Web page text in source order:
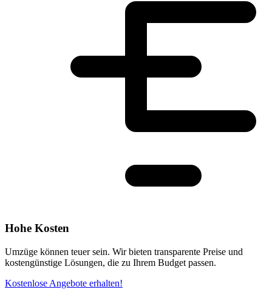
Hohe Kosten
Umzüge können teuer sein. Wir bieten transparente Preise und
kostengünstige Lösungen, die zu Ihrem Budget passen.
Kostenlose Angebote erhalten!